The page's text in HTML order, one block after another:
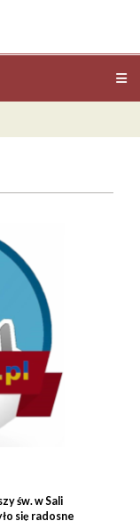
św. w Sali
się radosne